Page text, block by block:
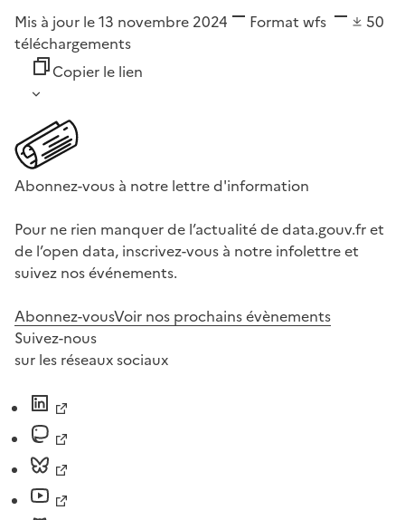
Mis à jour le 13 novembre 2024 Format wfs
50
téléchargements
Copier le lien
Abonnez-vous à notre lettre d'information
Pour ne rien manquer de l’actualité de data.gouv.fr et
de l’open data, inscrivez-vous à notre infolettre et
suivez nos événements.
Abonnez-vousVoir nos prochains évènements
Suivez-nous
sur les réseaux sociaux